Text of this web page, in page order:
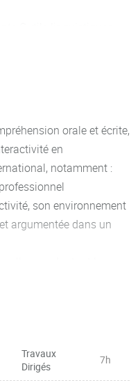
suivants :
interrogative,
comparatifs, discours
idiomatique de
horaires, prix,
des tendances
général des affaires et
spécifique
/ ses choix"
orale et écrite,
en
notamment :
son environnement
argumentée dans un
Travaux
Dirigés
7h